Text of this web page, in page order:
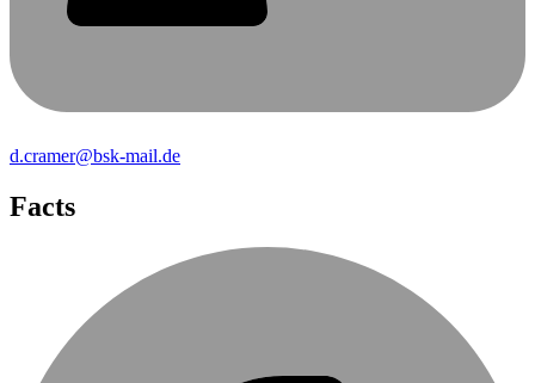
d.cramer@bsk-mail.de
Facts